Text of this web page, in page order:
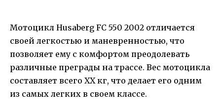
Мотоцикл Husaberg FC 550 2002 отличается
своей легкостью и маневренностью, что
позволяет ему с комфортом преодолевать
различные преграды на трассе. Вес мотоцикла
составляет всего XX кг, что делает его одним
из самых легких в своем классе.